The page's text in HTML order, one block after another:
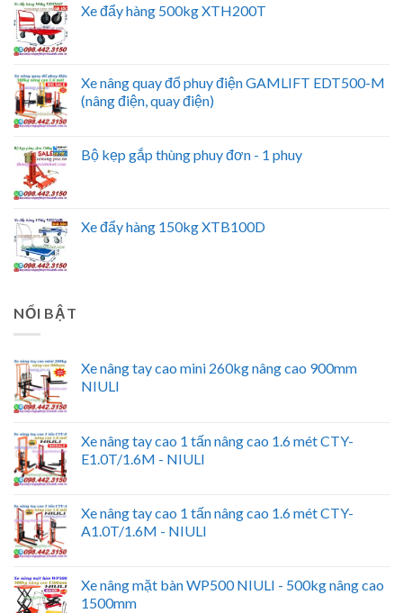
Xe đẩy hàng 500kg XTH200T
Xe nâng quay đổ phuy điện GAMLIFT EDT500-M
(nâng điện, quay điện)
Bộ kẹp gắp thùng phuy đơn - 1 phuy
Xe đẩy hàng 150kg XTB100D
NỔI BẬT
Xe nâng tay cao mini 260kg nâng cao 900mm
NIULI
Xe nâng tay cao 1 tấn nâng cao 1.6 mét CTY-
E1.0T/1.6M - NIULI
Xe nâng tay cao 1 tấn nâng cao 1.6 mét CTY-
A1.0T/1.6M - NIULI
Xe nâng mặt bàn WP500 NIULI - 500kg nâng cao
1500mm